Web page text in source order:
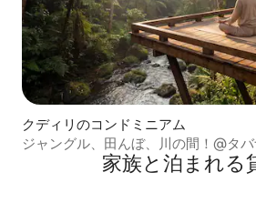
クディリのコンドミニアム
ジャングル、田んぼ、川の間！@タバ
家族と泊まれる